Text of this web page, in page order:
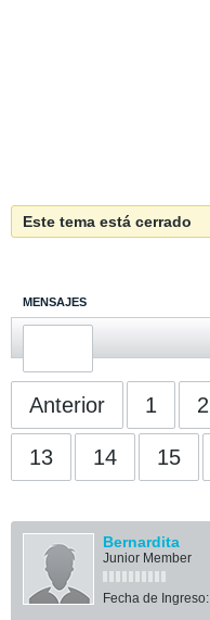
Este tema está cerrado
MENSAJES
ÚLTIMA ACTIVIDAD
Anterior 1 2
13 14 15
Bernardita
Junior Member
Fecha de Ingreso: